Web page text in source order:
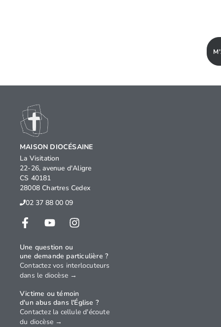
MAISON DIOCÉSAINE
La Visitation
22-26, avenue d'Aligre
CS 40181
28008 Chartres Cedex
02 37 88 00 09
Une question ou
une demande particulière ?
Contactez vos interlocuteurs
dans le diocèse →
Victime ou témoin
d'un abus dans l'Église ?
Contactez la cellule d'écoute
du diocèse →